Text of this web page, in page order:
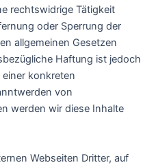
rechtswidrige Tätigkeit
oder Sperrung der
allgemeinen Gesetzen
Haftung ist jedoch
konkreten
von
werden wir diese Inhalte
Webseiten Dritter, auf